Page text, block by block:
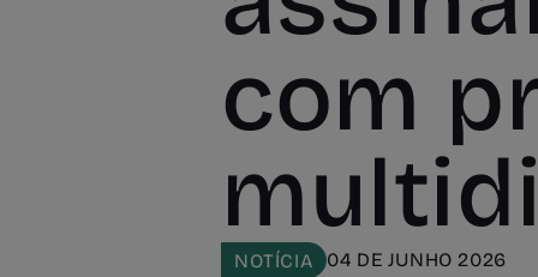
com
NOTÍCIA 04 DE JUNHO 2026